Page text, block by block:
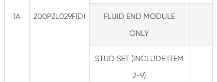
1A 200PZL029F(D)
FLUID END MODULE
ONLY
STUD SET (INCLUDE ITEM
2-9)